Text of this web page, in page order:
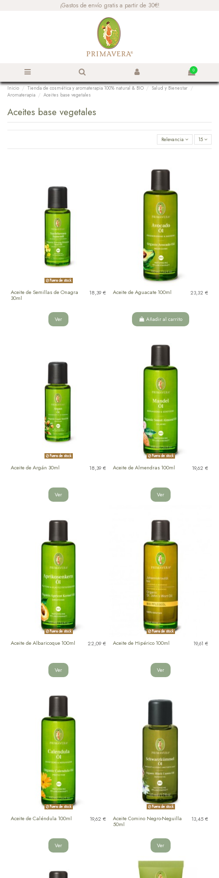
¡Gastos de envío gratis a partir de 30€!
0
Inicio Tienda de cosmética y aromaterapia 100% natural & BIO
Salud y Bienestar
Aromaterapia
Aceites base vegetales
Aceites base vegetales
Relevancia 15
Fuera de stock
Aceite de Semillas de Onagra
30ml
18,39 €
Ver
Aceite de Aguacate 100ml 23,32 €
Añadir al carrito
Fuera de stock
Aceite de Argán 30ml 18,39 €
Ver
Fuera de stock
Aceite de Almendras 100ml 19,62 €
Ver
Fuera de stock
Aceite de Albaricoque 100ml 22,09 €
Ver
Fuera de stock
Aceite de Hipérico 100ml 19,61 €
Ver
Fuera de stock
Aceite de Caléndula 100ml 19,62 €
Ver
Fuera de stock
Aceite Comino Negro-Neguilla
50ml
13,45 €
Ver